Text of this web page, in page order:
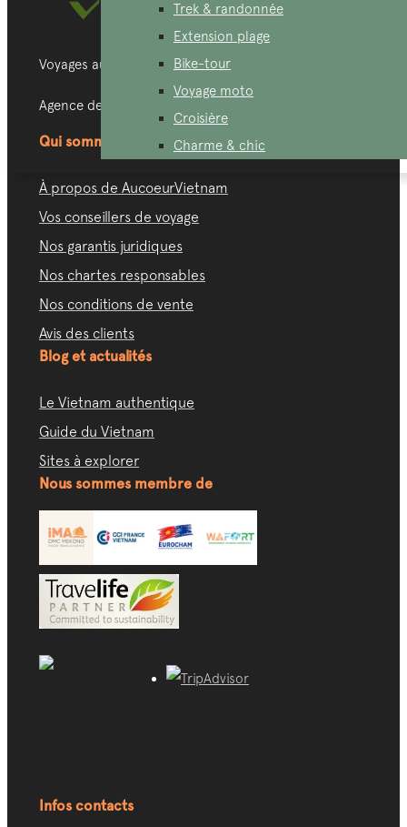
Trek & randonnée
Extension plage
Bike-tour
Voyage moto
Croisière
Charme & chic
Voyages authentiques et immersifs
Agence de voyage locale, sur-mesure
Qui sommes - nous?
À propos de AucoeurVietnam
Vos conseillers de voyage
Nos garantis juridiques
Nos chartes responsables
Nos conditions de vente
Avis des clients
Blog et actualités
Le Vietnam authentique
Guide du Vietnam
Sites à explorer
Nous sommes membre de
Infos contacts